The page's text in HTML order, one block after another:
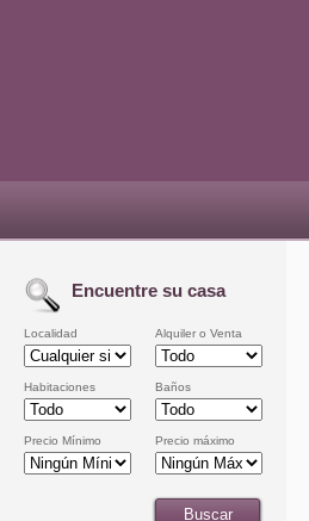
Encuentre su casa
Localidad Alquiler o Venta
Habitaciones Baños
Precio Mínimo Precio máximo